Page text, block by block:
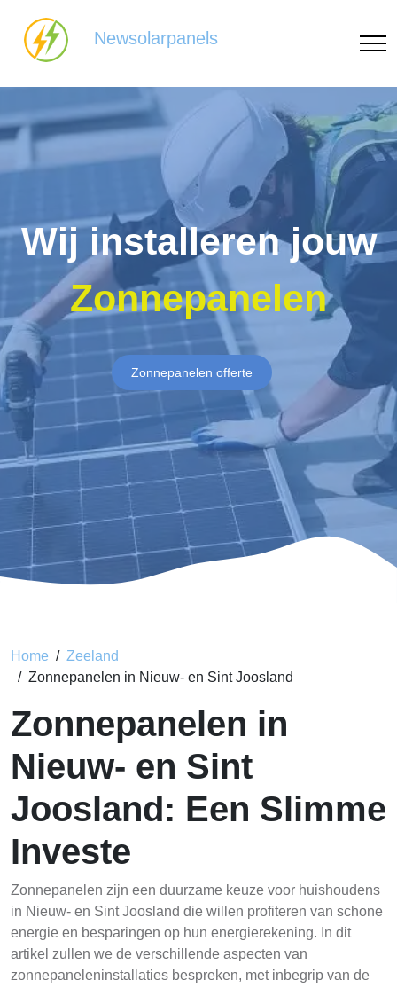
Newsolarpanels
Wij installeren jouw
Zonnepanelen
Zonnepanelen offerte
Home
Zeeland
Zonnepanelen in Nieuw- en Sint Joosland
Zonnepanelen in
Nieuw- en Sint
Joosland: Een Slimme
Investe
Zonnepanelen zijn een duurzame keuze voor huishoudens
in Nieuw- en Sint Joosland die willen profiteren van schone
energie en besparingen op hun energierekening. In dit
artikel zullen we de verschillende aspecten van
zonnepaneleninstallaties bespreken, met inbegrip van de